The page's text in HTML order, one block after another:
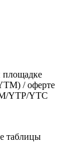
площадке
/ оферте
YTP/YTC
таблицы